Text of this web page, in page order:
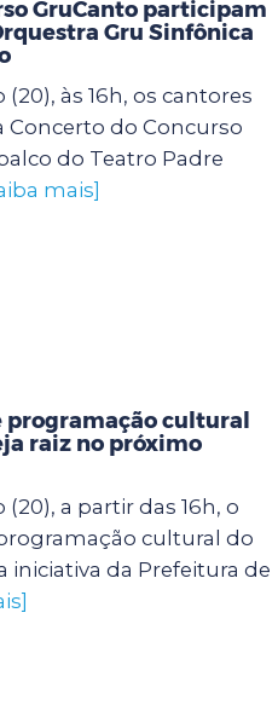
GruCanto participam
Gru Sinfônica
às 16h, os cantores
Concerto do Concurso
do Teatro Padre
mais]
programação cultural
raiz no próximo
a partir das 16h, o
cultural do
iniciativa da Prefeitura de